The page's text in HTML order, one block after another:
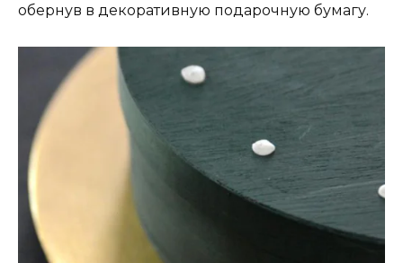
обернув в декоративную подарочную бумагу.